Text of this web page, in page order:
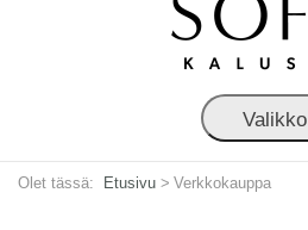
Valikko
Olet tässä: Etusivu > Verkkokauppa